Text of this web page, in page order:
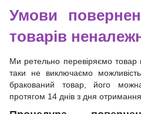
Умови
товарів
Ми ретельно перевіряємо
таки не виключаємо
бракований товар, його
протягом 14 днів з дня отримання.